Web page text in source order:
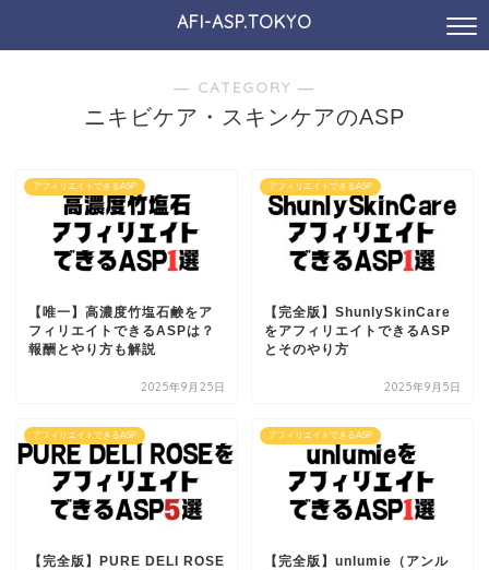
AFI-ASP.TOKYO
― CATEGORY ―
ニキビケア・スキンケアのASP
アフィリエイトできるASP
【唯一】高濃度竹塩石鹸をア
フィリエイトできるASPは？
報酬とやり方も解説
2025年9月25日
アフィリエイトできるASP
【完全版】ShunlySkinCare
をアフィリエイトできるASP
とそのやり方
2025年9月5日
アフィリエイトできるASP
【完全版】PURE DELI ROSE
アフィリエイトできるASP
【完全版】unlumie（アンル